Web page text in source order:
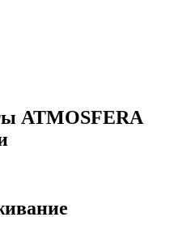
ATMOSFERA